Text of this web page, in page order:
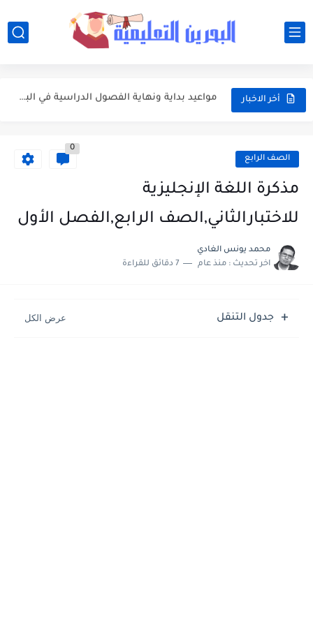
أخر الاخبار
جدول امتحانات الفصلين الأول والثاني للعام الدراسي 2026-2027 في البحرين
وزارة التربية والتعليم تعتمد التقويم الأكاديمي الجديد للعام الدراسي 2026-2027
موضوع التعبير: يوم عرفة ميثاق يتجدد
موضوع التعبير: الأب ومكانته العظيمة
الصف الرابع
0
مذكرة اللغة الإنجليزية
للاختبارالثاني,الصف الرابع,الفصل الأول
محمد يونس الغادي
اخر تحديث : منذ عام 7 دقائق للقراءة
جدول التنقل